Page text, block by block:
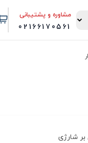
مشاوره و پشتیبانی
02166170561
بر شارژی